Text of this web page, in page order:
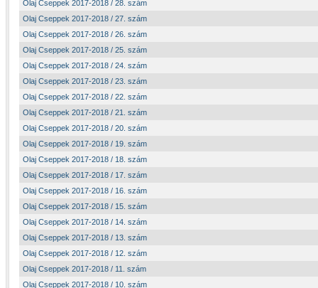
Olaj Cseppek 2017-2018 / 28. szám
Olaj Cseppek 2017-2018 / 27. szám
Olaj Cseppek 2017-2018 / 26. szám
Olaj Cseppek 2017-2018 / 25. szám
Olaj Cseppek 2017-2018 / 24. szám
Olaj Cseppek 2017-2018 / 23. szám
Olaj Cseppek 2017-2018 / 22. szám
Olaj Cseppek 2017-2018 / 21. szám
Olaj Cseppek 2017-2018 / 20. szám
Olaj Cseppek 2017-2018 / 19. szám
Olaj Cseppek 2017-2018 / 18. szám
Olaj Cseppek 2017-2018 / 17. szám
Olaj Cseppek 2017-2018 / 16. szám
Olaj Cseppek 2017-2018 / 15. szám
Olaj Cseppek 2017-2018 / 14. szám
Olaj Cseppek 2017-2018 / 13. szám
Olaj Cseppek 2017-2018 / 12. szám
Olaj Cseppek 2017-2018 / 11. szám
Olaj Cseppek 2017-2018 / 10. szám